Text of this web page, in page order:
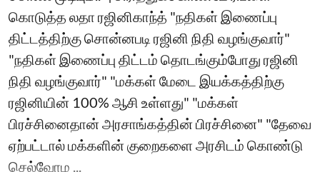
கொடுத்த லதா ரஜினிகாந்த் "நதிகள் இணைப்பு
திட்டத்திற்கு சொன்னபடி ரஜினி நிதி வழங்குவார்"
"நதிகள் இணைப்பு திட்டம் தொடங்கும்போது ரஜினி
நிதி வழங்குவார்" "மக்கள் மேடை இயக்கத்திற்கு
ரஜினியின் 100% ஆசி உள்ளது" "மக்கள்
பிரச்சினைதான் அரசாங்கத்தின் பிரச்சினை" "தேவை
ஏற்பட்டால் மக்களின் குறைகளை அரசிடம் கொண்டு
செல்வோம ...